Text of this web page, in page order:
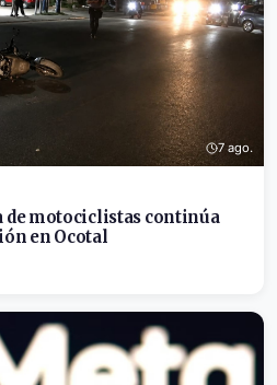
7 ago.
de motociclistas continúa
en Ocotal